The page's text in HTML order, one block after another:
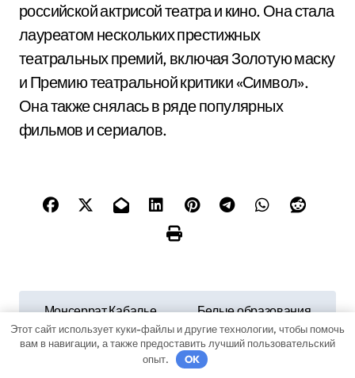
российской актрисой театра и кино. Она стала
лауреатом нескольких престижных
театральных премий, включая Золотую маску
и Премию театральной критики «Символ».
Она также снялась в ряде популярных
фильмов и сериалов.
Н
а
Монсеррат Кабалье
— биография
успешной оперной
дивы, судьбоносные
Белые образования
на лице: причины
появления
Этот сайт использует куки-файлы и другие технологии, чтобы помочь
вам в навигации, а также предоставить лучший пользовательский
опыт.
OK